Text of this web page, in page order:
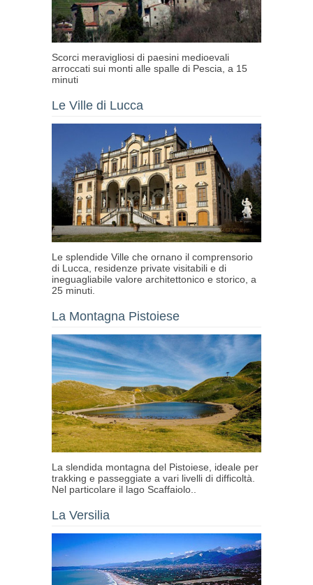
Scorci meravigliosi di paesini medioevali
arroccati sui monti alle spalle di Pescia, a 15
minuti
Le Ville di Lucca
Le splendide Ville che ornano il comprensorio
di Lucca, residenze private visitabili e di
ineguagliabile valore architettonico e storico, a
25 minuti.
La Montagna Pistoiese
La slendida montagna del Pistoiese, ideale per
trakking e passeggiate a vari livelli di difficoltà.
Nel particolare il lago Scaffaiolo..
La Versilia